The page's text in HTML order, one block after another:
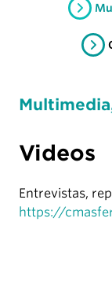
Videos
Entrevistas,
https://